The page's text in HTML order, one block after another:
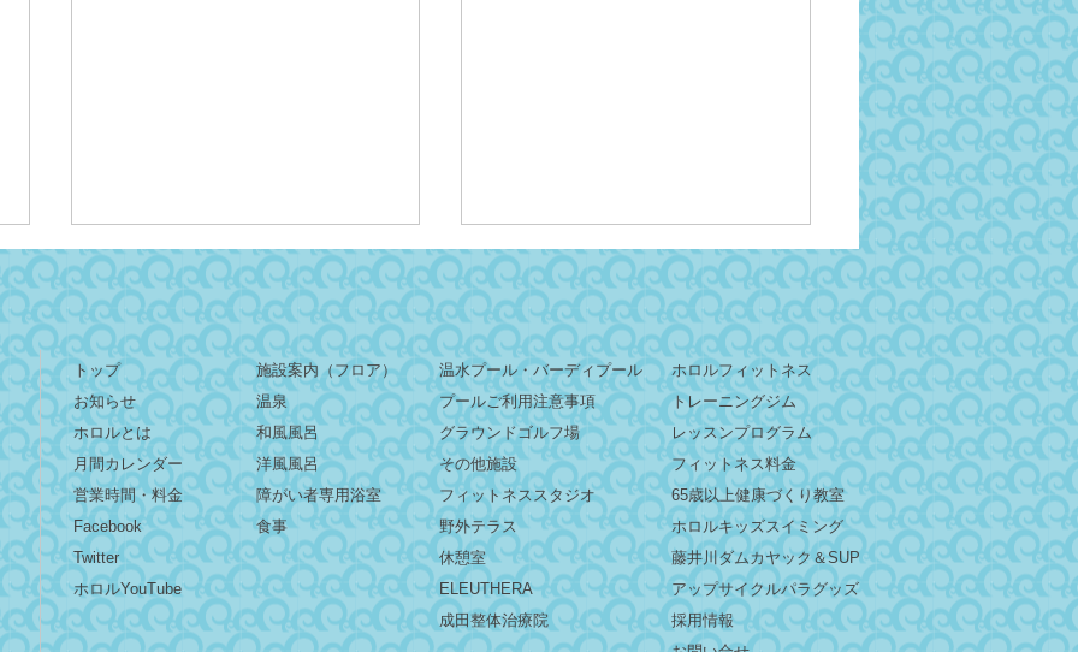
『夏のイタリアンフェア』期
間限定開催！本場の味を楽し
める10日間！
8/2sunレジェンドゆう『熱波
＆ロウリュ』開催！
トップ
お知らせ
ホロルとは
​​月間カレンダー
営業時間・料金
Facebook
Twitter
​ホロルYouTube
施設案内（フロア）
温泉
和風風呂
洋風風呂
障がい者専用浴室
食事
温水プール・バーディプール
プールご利用注意事項
グラウンドゴルフ場
その他施設
フィットネススタジオ
野外テラス
休憩室
ELEUTHERA
成田整体治療院
ホロルフィットネス
トレーニングジム
レッスンプログラム
フィットネス料金
65歳以上健康づくり教室
ホロルキッズスイミング
藤井川ダムカヤック＆SUP
​アップサイクルパラグッズ
採用情報